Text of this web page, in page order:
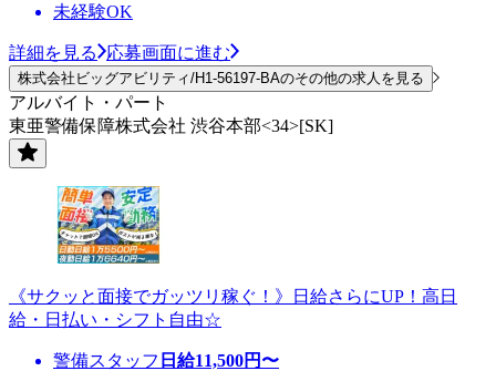
未経験OK
詳細を見る 応募画面に進む
株式会社ビッグアビリティ/H1-56197-BAのその他の求人を見る
アルバイト・パート
東亜警備保障株式会社 渋谷本部<34>[SK]
《サクッと面接でガッツリ稼ぐ！》日給さらにUP！高日
給・日払い・シフト自由☆
警備スタッフ 日給11,500円〜